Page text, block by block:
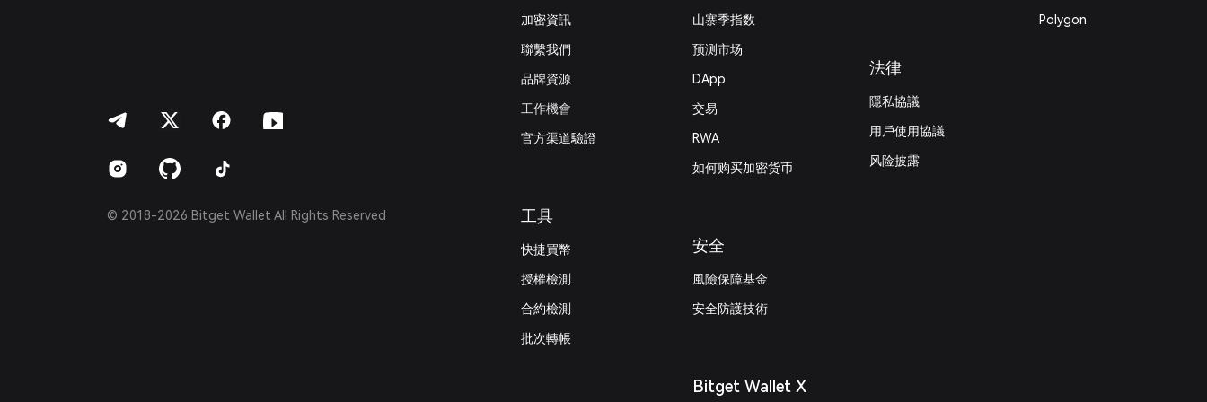
© 2018-2026 Bitget Wallet All Rights Reserved
加密資訊
‌聯繫我們
品牌資源
工作機會
官方渠道驗證
工具
快捷買幣
授權檢測
合約檢測
批次轉帳
山寨季指数
预测市场
DApp
交易
RWA
如何购买加密货币
安全
風險保障基金
安全防護技術
Bitget Wallet X
法律
隱私協議
用戶使用協議
风险披露
Polygon